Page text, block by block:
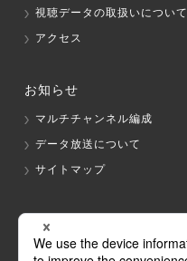
視聴データの取扱いについて
アクセス
お知らせ
マルチチャンネル編成
データ放送について
サイトマップ
グループ会社
テレビ朝日